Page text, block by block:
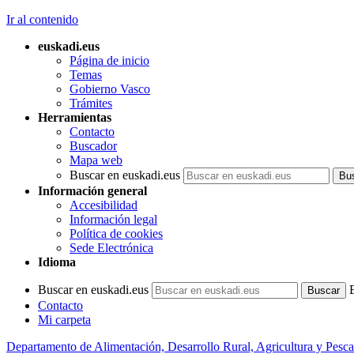
Ir al contenido
euskadi.eus
Página de inicio
Temas
Gobierno Vasco
Trámites
Herramientas
Contacto
Buscador
Mapa web
Buscar en euskadi.eus
Información general
Accesibilidad
Información legal
Política de cookies
Sede Electrónica
Idioma
Buscar en euskadi.eus
Contacto
Mi carpeta
Departamento de Alimentación, Desarrollo Rural, Agricultura y Pesca